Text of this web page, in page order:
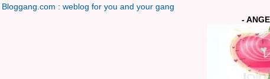
Bloggang.com : weblog for you and your gang
-